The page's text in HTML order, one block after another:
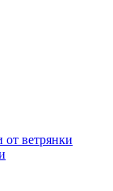
ветрянки